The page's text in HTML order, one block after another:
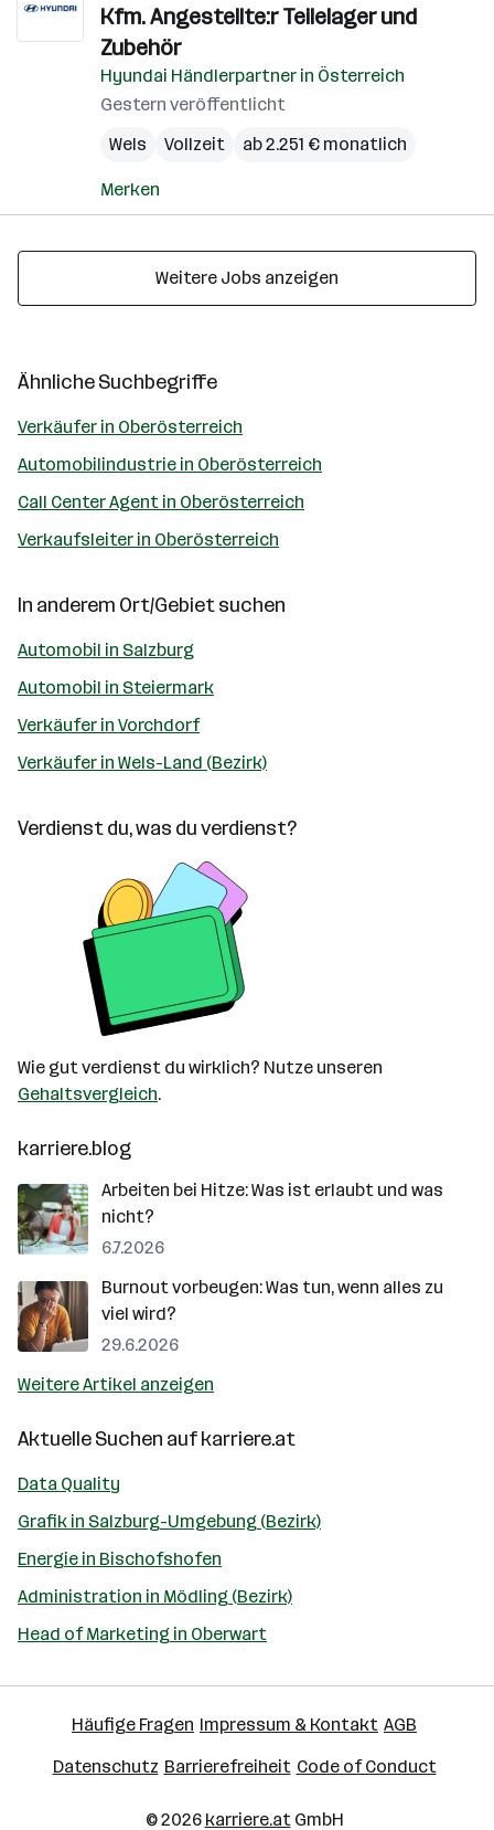
Kfm. Angestellte:r Teilelager und
Zubehör
Hyundai Händlerpartner in Österreich
Gestern veröffentlicht
Wels
Vollzeit ab 2.251 € monatlich
Merken
Weitere Jobs anzeigen
Ähnliche Suchbegriffe
Verkäufer in Oberösterreich
Automobilindustrie in Oberösterreich
Call Center Agent in Oberösterreich
Verkaufsleiter in Oberösterreich
In anderem Ort/Gebiet suchen
Automobil in Salzburg
Automobil in Steiermark
Verkäufer in Vorchdorf
Verkäufer in Wels-Land (Bezirk)
Verdienst du, was du verdienst?
Wie gut verdienst du wirklich? Nutze unseren
Gehaltsvergleich.
karriere.blog
Arbeiten bei Hitze: Was ist erlaubt und was
nicht?
6.7.2026
Burnout vorbeugen: Was tun, wenn alles zu
viel wird?
29.6.2026
Weitere Artikel anzeigen
Aktuelle Suchen aufkarriere.at
Data Quality
Grafik in Salzburg-Umgebung (Bezirk)
Energie in Bischofshofen
Administration in Mödling (Bezirk)
Head of Marketing in Oberwart
Häufige Fragen Impressum & Kontakt AGB
Datenschutz Barrierefreiheit Code of Conduct
© 2026 karriere.atGmbH